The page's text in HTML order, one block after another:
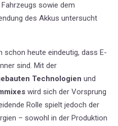
sowie dem
des Akkus untersucht
schon heute eindeutig, dass E-
sind. Mit der
Technologien und
wird sich der Vorsprung
Rolle spielt jedoch der
– sowohl in der Produktion